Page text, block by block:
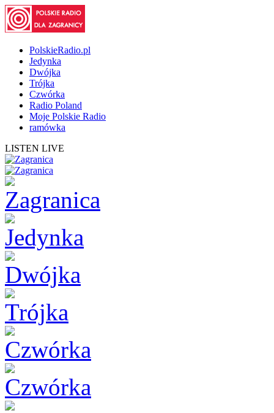
PolskieRadio.pl
Jedynka
Dwójka
Trójka
Czwórka
Radio Poland
Moje Polskie Radio
ramówka
LISTEN LIVE